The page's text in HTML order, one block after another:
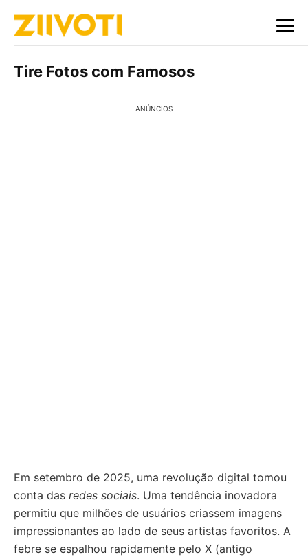
Tire Fotos com Famosos
ANÚNCIOS
Em setembro de 2025, uma revolução digital tomou
conta das redes sociais. Uma tendência inovadora
permitiu que milhões de usuários criassem imagens
impressionantes ao lado de seus artistas favoritos. A
febre se espalhou rapidamente pelo X (antigo